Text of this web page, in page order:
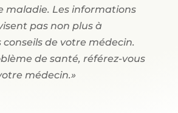
maladie. Les informations
pas non plus à
de votre médecin.
de santé, référez-vous
médecin.»